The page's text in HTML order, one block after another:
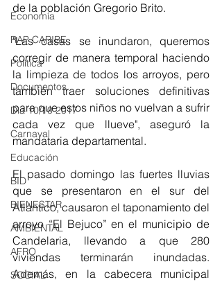
Economía
RAP CARIBE
Política
Documentos
Día 10/10 2017
Carnaval
Educación
BID
BIENESTAR
AMBIENTAL
AFRO
SOCIAL
de la población Gregorio Brito.
"Las casas se inundaron, queremos
corregir de manera temporal haciendo
la limpieza de todos los arroyos, pero
también traer soluciones definitivas
para que estos niños no vuelvan a sufrir
cada vez que llueve", aseguró la
mandataria departamental.
El pasado domingo las fuertes lluvias
que se presentaron en el sur del
Atlántico, causaron el taponamiento del
arroyo “El Bejuco” en el municipio de
Candelaria, llevando a que 280
viviendas terminarán inundadas.
Además, en la cabecera municipal